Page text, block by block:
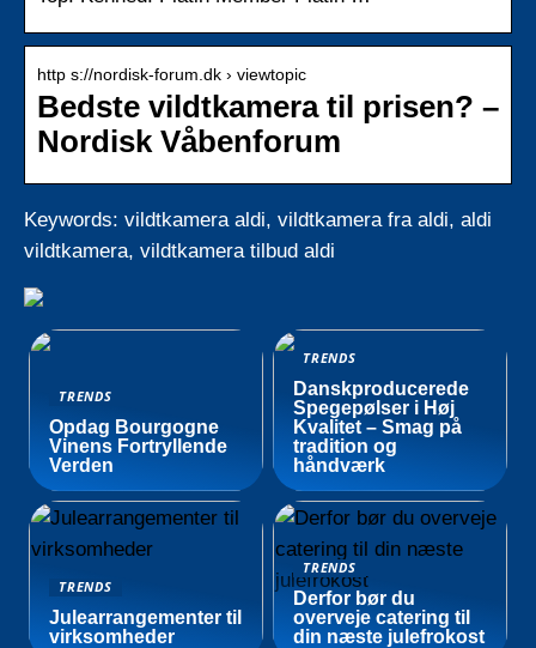
http s://nordisk-forum.dk › viewtopic
Bedste vildtkamera til prisen? –
Nordisk Våbenforum
Keywords: vildtkamera aldi, vildtkamera fra aldi, aldi
vildtkamera, vildtkamera tilbud aldi
TRENDS
Opdag Bourgogne
Vinens Fortryllende
Verden
TRENDS
Danskproducerede
Spegepølser i Høj
Kvalitet – Smag på
tradition og
håndværk
TRENDS
Julearrangementer til
virksomheder
TRENDS
Derfor bør du
overveje catering til
din næste julefrokost